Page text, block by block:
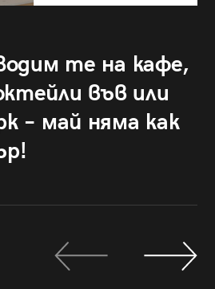
те на кафе,
във или
– май няма как